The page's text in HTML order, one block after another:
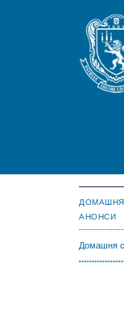
ДОМАШНЯ
АНОНСИ
Домашня